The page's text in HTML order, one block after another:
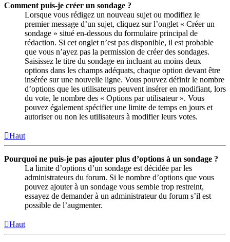
Comment puis-je créer un sondage ?
Lorsque vous rédigez un nouveau sujet ou modifiez le
premier message d’un sujet, cliquez sur l’onglet « Créer un
sondage » situé en-dessous du formulaire principal de
rédaction. Si cet onglet n’est pas disponible, il est probable
que vous n’ayez pas la permission de créer des sondages.
Saisissez le titre du sondage en incluant au moins deux
options dans les champs adéquats, chaque option devant être
insérée sur une nouvelle ligne. Vous pouvez définir le nombre
d’options que les utilisateurs peuvent insérer en modifiant, lors
du vote, le nombre des « Options par utilisateur ». Vous
pouvez également spécifier une limite de temps en jours et
autoriser ou non les utilisateurs à modifier leurs votes.
Haut
Pourquoi ne puis-je pas ajouter plus d’options à un sondage ?
La limite d’options d’un sondage est décidée par les
administrateurs du forum. Si le nombre d’options que vous
pouvez ajouter à un sondage vous semble trop restreint,
essayez de demander à un administrateur du forum s’il est
possible de l’augmenter.
Haut